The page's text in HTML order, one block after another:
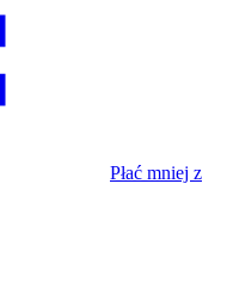
Płać mniej z